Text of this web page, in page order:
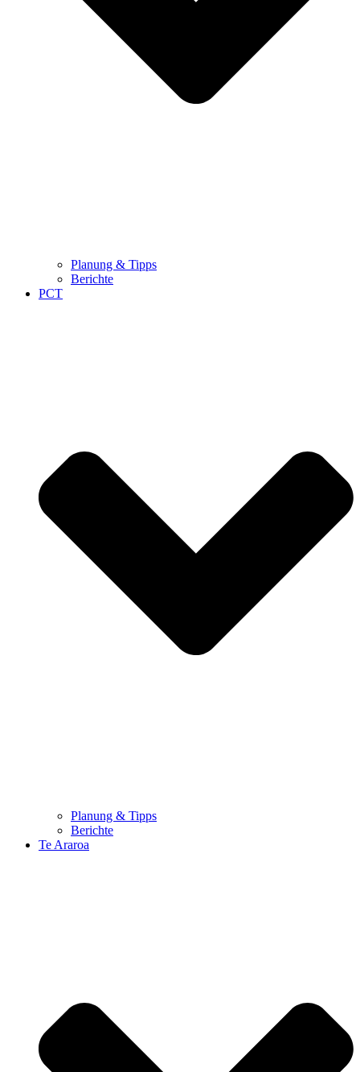
Planung & Tipps
Berichte
PCT
Planung & Tipps
Berichte
Te Araroa